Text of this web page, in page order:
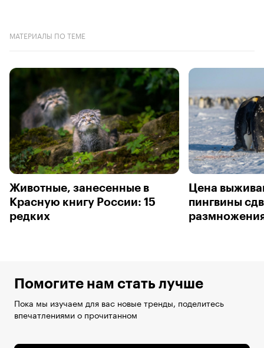
МАТЕРИАЛЫ ПО ТЕМЕ
Животные, занесенные в
Красную книгу России: 15
редких
Цена
пингвины
Помогите нам стать лучше
Пока мы изучаем для вас новые тренды, поделитесь
впечатлениями о прочитанном